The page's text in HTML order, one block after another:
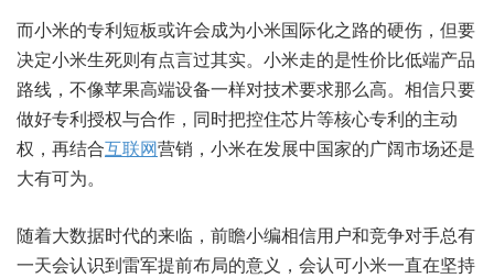
而小米的专利短板或许会成为小米国际化之路的硬伤，但要
决定小米生死则有点言过其实。小米走的是性价比低端产品
路线，不像苹果高端设备一样对技术要求那么高。相信只要
做好专利授权与合作，同时把控住芯片等核心专利的主动
权，再结合互联网营销，小米在发展中国家的广阔市场还是
大有可为。
随着大数据时代的来临，前瞻小编相信用户和竞争对手总有
一天会认识到雷军提前布局的意义，会认可小米一直在坚持